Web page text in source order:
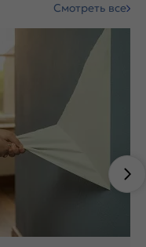
Смотреть все